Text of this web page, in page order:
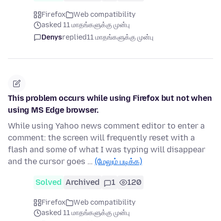
Firefox
Web compatibility
asked 11 மாதங்களுக்கு முன்பு
Denysreplied11 மாதங்களுக்கு முன்பு
This problem occurs while using Firefox but not when
using MS Edge browser.
While using Yahoo news comment editor to enter a
comment: the screen will frequently reset with a
flash and some of what I was typing will disappear
and the cursor goes … (மேலும் படிக்க)
Solved Archived 1 120
Firefox
Web compatibility
asked 11 மாதங்களுக்கு முன்பு